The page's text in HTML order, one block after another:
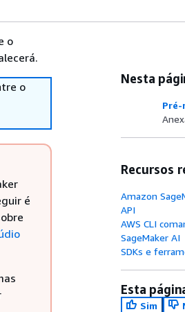
o
o
é
Nesta
Recursos
Amazon
API
AWS CLI
SageMaker AI
SDKs e
Esta
Sim